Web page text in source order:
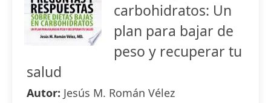
carbohidratos: Un
plan para bajar de
peso y recuperar tu
salud
Autor: Jesús M. Román Vélez